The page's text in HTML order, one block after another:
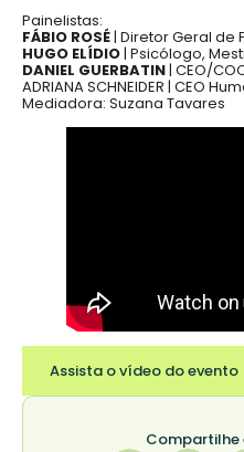
Painelistas:
FÁBIO ROSÉ| Diretor Geral de
HUGO ELÍDIO| Psicólogo,
DANIEL GUERBATIN| CEO/
ADRIANA SCHNEIDER | CEO
Mediadora: Suzana Tavares
Assista o vídeo do evento
Compartilhe